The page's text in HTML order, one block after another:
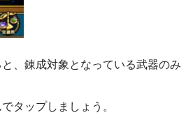
と、錬成対象となっている武器のみ
タップしましょう。